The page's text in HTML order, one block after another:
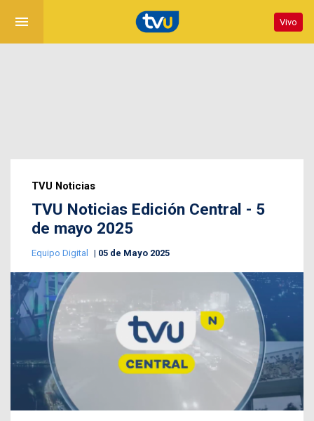
menu Vivo
TVU Noticias
TVU Noticias Edición Central - 5
de mayo 2025
Equipo Digital 05 de Mayo 2025